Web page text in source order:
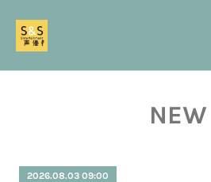
NEW
2026.08.03 09:00